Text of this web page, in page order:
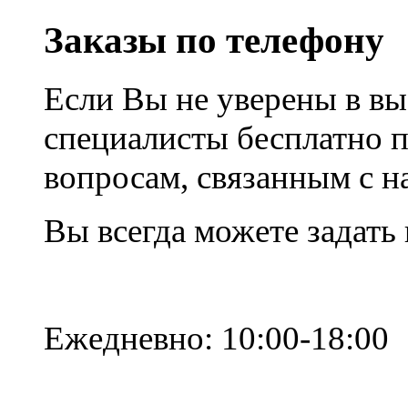
Заказы по телефону
Если Вы не уверены в
специалисты
вопросам, связанным с
Вы всегда можете
Ежедневно: 10:00-18:00